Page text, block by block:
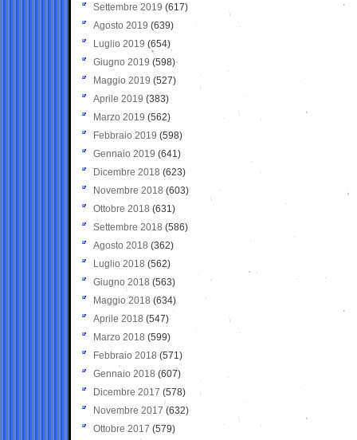
Settembre 2019 (617)
Agosto 2019 (639)
Luglio 2019 (654)
Giugno 2019 (598)
Maggio 2019 (527)
Aprile 2019 (383)
Marzo 2019 (562)
Febbraio 2019 (598)
Gennaio 2019 (641)
Dicembre 2018 (623)
Novembre 2018 (603)
Ottobre 2018 (631)
Settembre 2018 (586)
Agosto 2018 (362)
Luglio 2018 (562)
Giugno 2018 (563)
Maggio 2018 (634)
Aprile 2018 (547)
Marzo 2018 (599)
Febbraio 2018 (571)
Gennaio 2018 (607)
Dicembre 2017 (578)
Novembre 2017 (632)
Ottobre 2017 (579)